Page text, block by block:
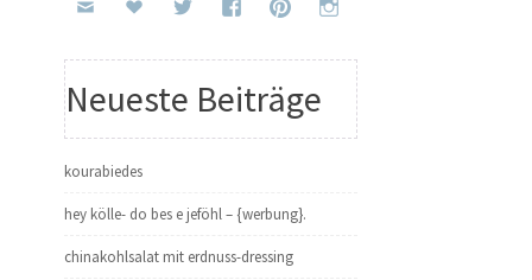
Neueste Beiträge
kourabiedes
hey kölle- do bes e jeföhl – {werbung}.
chinakohlsalat mit erdnuss-dressing